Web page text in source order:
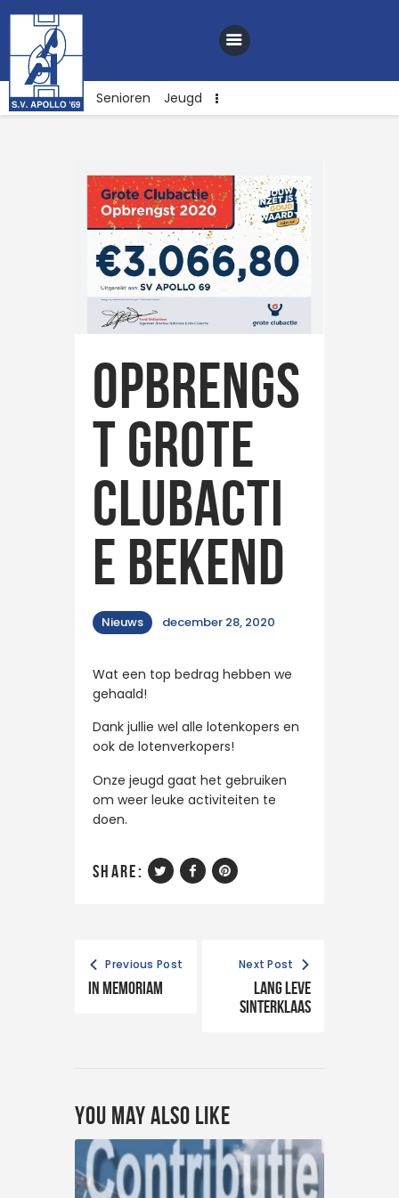
Senioren Jeugd
Nieuws
Club
Sponsoren
Webshop
Contact
Lid wordenOpbrengs
t Grote
Clubacti
e bekend
Nieuws december 28, 2020
Wat een top bedrag hebben we
gehaald!
Dank jullie wel alle lotenkopers en
ook de lotenverkopers!
Onze jeugd gaat het gebruiken
om weer leuke activiteiten te
doen.
share:
Previous Post
In memoriam
Next Post
Lang leve
Sinterklaas
You May Also Like